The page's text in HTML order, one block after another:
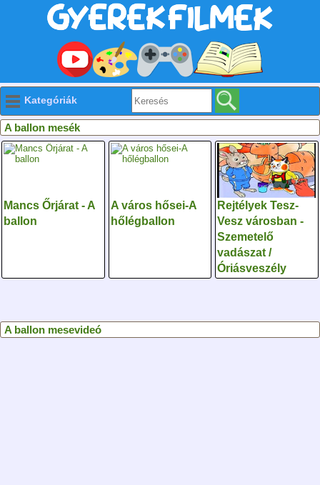
Kategóriák
A ballon mesék
Mancs Őrjárat - A
ballon
A város hősei-A
hőlégballon
Rejtélyek Tesz-
Vesz városban -
Szemetelő
vadászat /
Óriásveszély
A ballon mesevideó